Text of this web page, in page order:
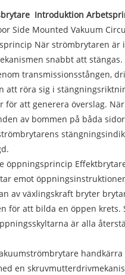
Introduktion
Side Mounted Vakuum
När strömbrytaren
snabbt att
transmissionsstången,
att röra sig i
för att generera överslag.
av bommen på båda
öppningsprincip
emot
av växlingskraft bryter
för att bilda en öppen krets.
är alla
en